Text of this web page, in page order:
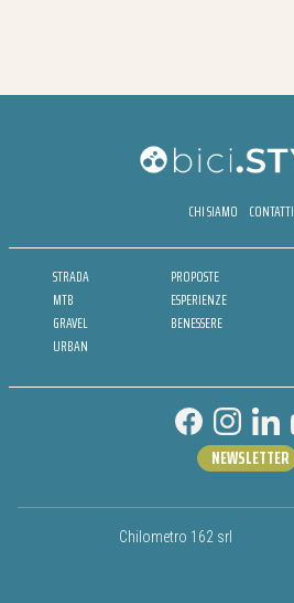
CHI SIAMO CONTATTI
STRADA
MTB
GRAVEL
URBAN
PROPOSTE
ESPERIENZE
BENESSERE
Chilometro 162 srl
NEWSLETTER